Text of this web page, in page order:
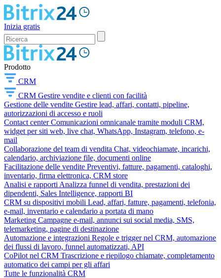
Inizia gratis
Prodotto
CRM
CRM Gestire vendite e clienti con facilità
Gestione delle vendite Gestire lead, affari, contatti, pipeline,
autorizzazioni di accesso e ruoli
Contact center Comunicazioni omnicanale tramite moduli CRM,
widget per siti web, live chat, WhatsApp, Instagram, telefono, e-
mail
Collaborazione del team di vendita Chat, videochiamate, incarichi,
calendario, archiviazione file, documenti online
Facilitazione delle vendite Preventivi, fatture, pagamenti, cataloghi,
inventario, firma elettronica, CRM store
Analisi e rapporti Analizza funnel di vendita, prestazioni dei
dipendenti, Sales Intelligence, rapporti BI
CRM su dispositivi mobili Lead, affari, fatture, pagamenti, telefonia,
e-mail, inventario e calendario a portata di mano
Marketing Campagne e-mail, annunci sui social media, SMS,
telemarketing, pagine di destinazione
Automazione e integrazioni Regole e trigger nel CRM, automazione
dei flussi di lavoro, funnel automatizzati, API
CoPilot nel CRM Trascrizione e riepilogo chiamate, completamento
automatico dei campi per gli affari
Tutte le funzionalità CRM